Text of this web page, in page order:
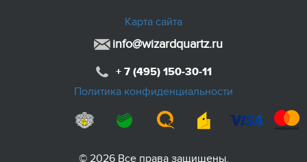
Карта сайта
info@wizardquartz.ru
+ 7 (495) 150-30-11
Политика конфиденциальности
© 2026 Все права защищены.